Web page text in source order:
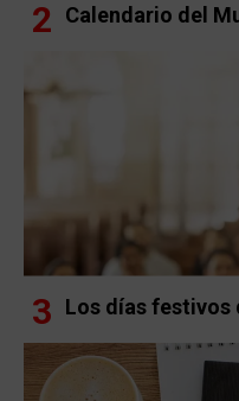
Calendario del
Los días festivos